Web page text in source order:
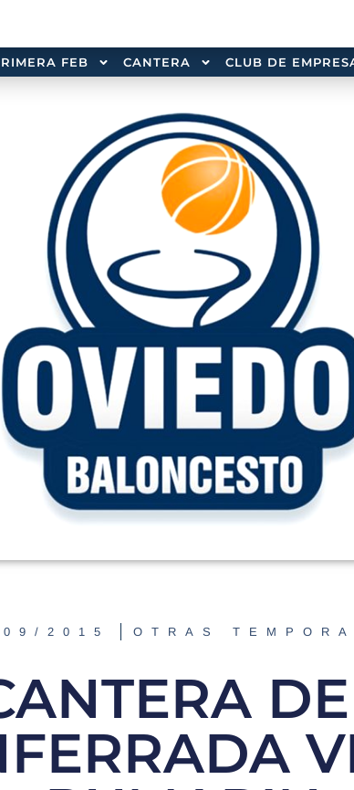
FEB CANTERA CLUB DE
2015 OTRAS